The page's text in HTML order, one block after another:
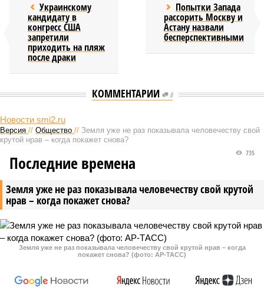
Украинскому
кандидату в
конгресс США
запретили
приходить на пляж
после драки
Попытки Запада
рассорить Москву и
Астану назвали
бесперспективными
КОММЕНТАРИИ 0
Зачем Макрон будит
«ядерного джинна»
Новости smi2.ru
Версия
крутой нрав – когда покажет снова?
нрав – когда покажет снова?
735
Последние времена